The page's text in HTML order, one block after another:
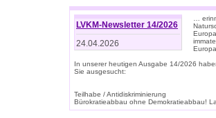
LVKM-Newsletter 14/2026
24.04.2026
…
In unserer heutigen Ausgabe 14/2026
Sie ausgesucht:
Teilhabe / Antidiskriminierung
Bürokratieabbau ohne Demokratieabbau!